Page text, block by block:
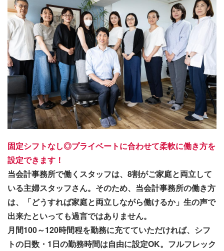
固定シフトなし◎プライベートに合わせて柔軟に働き方を
設定できます！
当会計事務所で働くスタッフは、8割がご家庭と両立して
いる主婦スタッフさん。そのため、当会計事務所の働き方
は、「どうすれば家庭と両立しながら働けるか」生の声で
出来たといっても過言ではありません。
月間100～120時間程を勤務に充てていただければ、シフ
トの日数・1日の勤務時間は自由に設定OK。フルフレック